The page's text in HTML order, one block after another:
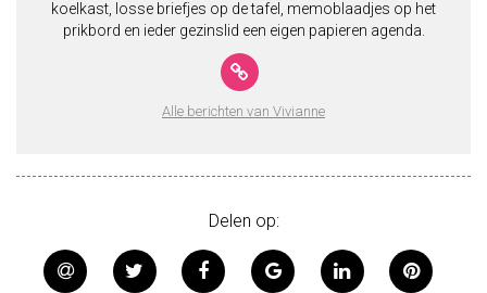
koelkast, losse briefjes op de tafel, memoblaadjes op het
prikbord en ieder gezinslid een eigen papieren agenda.
Alle berichten van Vivianne
Delen op: